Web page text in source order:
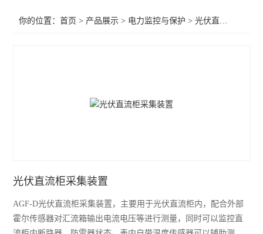
无线测温装置RS485接口最多可接60个互感器
你的位置：首页 > 产品展示 > 电力监控与保护 >光伏直流柜采集装置
光伏直流柜采集装置
AGF-D光伏直流柜采集装置，主要用于光伏直流柜内，配合外部
霍尔传感器对汇流箱输出电流电压等进行测量，同时可以监控直